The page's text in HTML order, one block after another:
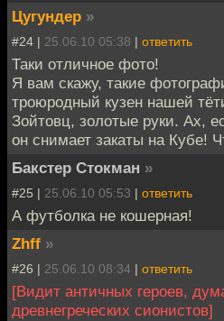
Цугундер »
#24 | 25.06.10 05:38 | ответить
Таки отличное фото!
Я вам скажу, такие
троюродный кузен нашей
Зойтовц, золотые руки. Ах,
он снимает закаты на Кубе!
Бакстер Стокман »
#25 | 25.06.10 05:53 | ответить
А футболка не кошерная!
Zhff »
#26 | 25.06.10 08:34 | ответить
[Видит античных героев,
древнегреческих сионистов]